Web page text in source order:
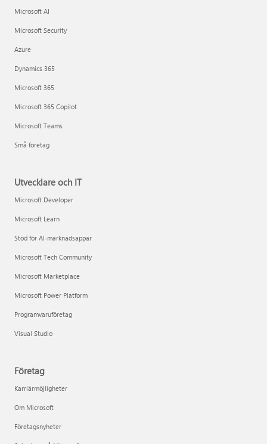
Microsoft AI
Microsoft Security
Azure
Dynamics 365
Microsoft 365
Microsoft 365 Copilot
Microsoft Teams
Små företag
Utvecklare och IT
Microsoft Developer
Microsoft Learn
Stöd för AI-marknadsappar
Microsoft Tech Community
Microsoft Marketplace
Microsoft Power Platform
Programvaruföretag
Visual Studio
Företag
Karriärmöjligheter
Om Microsoft
Företagsnyheter